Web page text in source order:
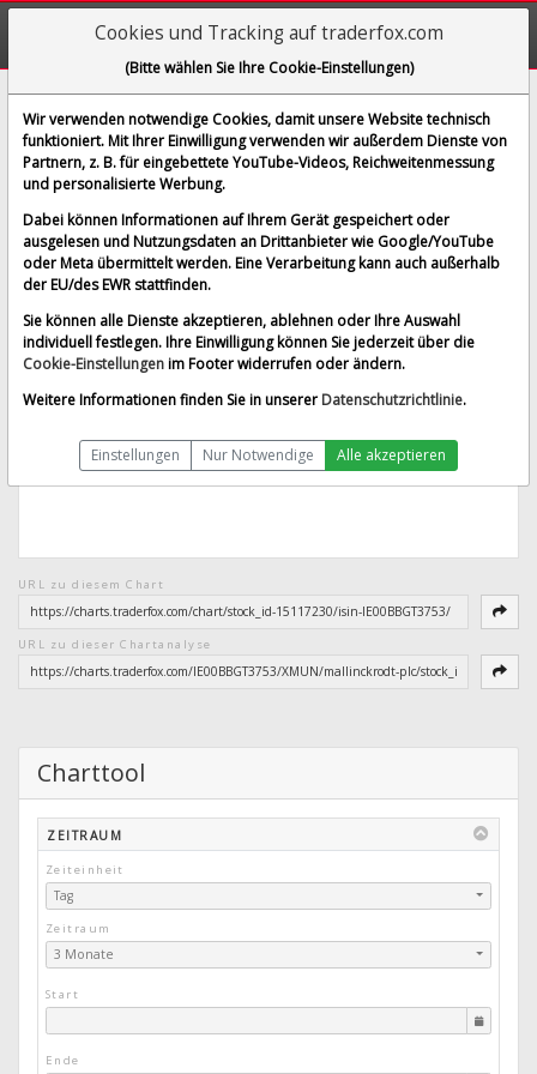
Mallinckrodt PLC
[MCD | WKN A1W0TN | ISIN IE00BBGT3753]
0,026 € 0,00 %
Echtzeit-Aktienkurs vom 21.06.2022 um 13:28 Uhr
gettex Splitbereinigt
URL zu diesem Chart
URL zu dieser Chartanalyse
Charttool
ZEITRAUM
Zeiteinheit
Tag
Zeitraum
3 Monate
Start
Ende
Cookies und Tracking auf traderfox.com
(Bitte wählen Sie Ihre Cookie-Einstellungen)
Wir verwenden notwendige Cookies, damit unsere Website technisch
funktioniert. Mit Ihrer Einwilligung verwenden wir außerdem Dienste von
Partnern, z. B. für eingebettete YouTube-Videos, Reichweitenmessung
und personalisierte Werbung.
Dabei können Informationen auf Ihrem Gerät gespeichert oder
ausgelesen und Nutzungsdaten an Drittanbieter wie Google/YouTube
oder Meta übermittelt werden. Eine Verarbeitung kann auch außerhalb
der EU/des EWR stattfinden.
Sie können alle Dienste akzeptieren, ablehnen oder Ihre Auswahl
individuell festlegen. Ihre Einwilligung können Sie jederzeit über die
Cookie-Einstellungenim Footer widerrufen oder ändern.
Weitere Informationen finden Sie in unserer Datenschutzrichtlinie.
Einstellungen Nur Notwendige Alle akzeptieren